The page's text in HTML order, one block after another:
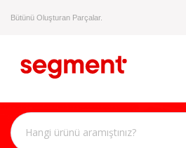
Bütünü Oluşturan Parçalar.